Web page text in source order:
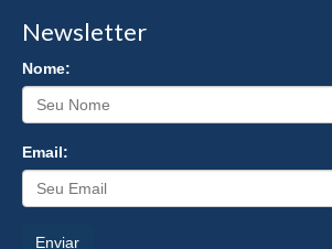
Newsletter
Nome:
Email:
Enviar